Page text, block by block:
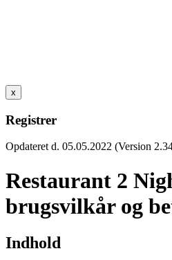
x
Registrer
Opdateret d. 05.05.2022 (Version
Restaurant 2
brugsvilkår og
Indhold